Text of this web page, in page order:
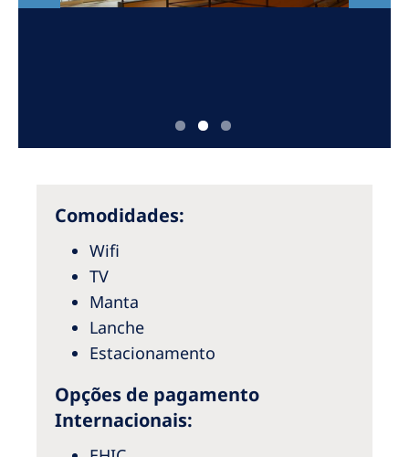
Asia Pacific
Australia
Philippines
North America
United States of America
NephroCare International
Global Website
Comodidades:
Wifi
TV
Manta
Lanche
Estacionamento
Opções de pagamento
Internacionais: